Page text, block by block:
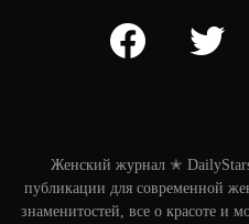
facebook twitter
Женский журнал ✭
публикации для современной
знаменитостей, все о красоте и